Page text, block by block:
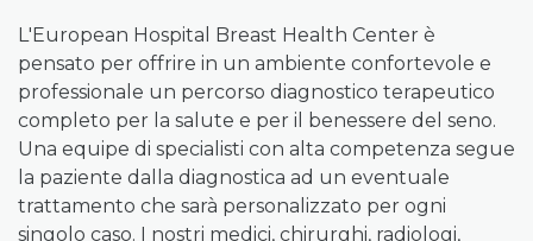
L'European Hospital Breast Health Center è
pensato per offrire in un ambiente confortevole e
professionale un percorso diagnostico terapeutico
completo per la salute e per il benessere del seno.
Una equipe di specialisti con alta competenza segue
la paziente dalla diagnostica ad un eventuale
trattamento che sarà personalizzato per ogni
singolo caso. I nostri medici, chirurghi, radiologi,